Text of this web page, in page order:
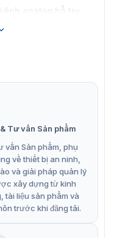
analog hỗ trợ
hỗ trợ bởi AI.
dung lượng lưu trữ
trì chi tiết của mục
TVI, CVBS và IP.
12 kênh và mỗi
thông đầu vào đạt
H.265+ và H.265.
Tư vấn Sản phẩm
vấn Sản phẩm, phụ
về thiết bị an ninh,
và giải pháp quản lý
xây dựng từ kinh
tài liệu sản phẩm và
trước khi đăng tải.